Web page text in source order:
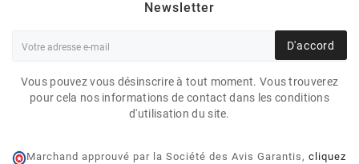
Newsletter
D'accord
Vous pouvez vous désinscrire à tout moment. Vous trouverez
pour cela nos informations de contact dans les conditions
d'utilisation du site.
Marchand approuvé par la Société des Avis Garantis, cliquez